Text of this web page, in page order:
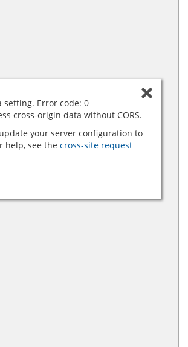
setting. Error code: 0
cross-origin data without CORS.
your server configuration to
help, see the cross-site request